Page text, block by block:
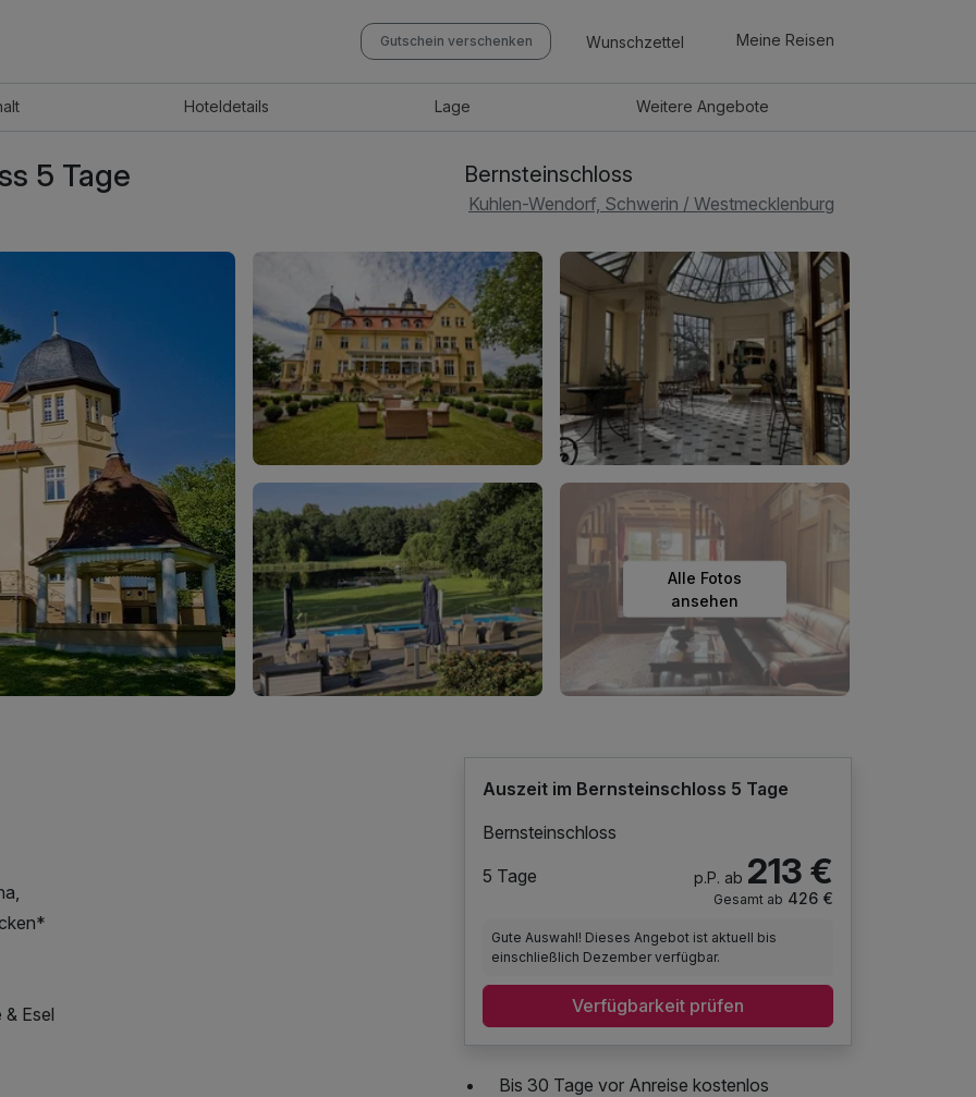
Gutschein verschenken Wunschzettel Meine Reisen
Hoteldetails Lage WeitereAngebote
5 Tage Bernsteinschloss
Kuhlen-Wendorf, Schwerin / Westmecklenburg
Alle Fotos
ansehen
Esel
Auszeit im Bernsteinschloss 5 Tage
Bernsteinschloss
5 Tage
p.P. ab 213 €
Gesamt ab 426 €
Gute Auswahl! Dieses Angebot ist aktuell bis
einschließlich Dezember verfügbar.
Verfügbarkeit prüfen
Bis 30 Tage vor Anreise kostenlos